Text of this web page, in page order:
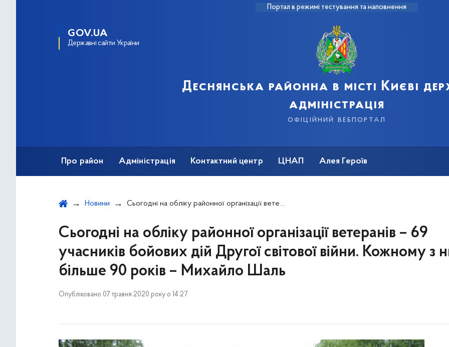
Портал в режимі тестування та наповнення
GOV.UA
Державні сайти України
Деснянська районна в місті Києві
адміністрація
офіційний вебпортал
Про район Адміністрація Контактний центр ЦНАП Алея Героїв
Новини Сьогодні на обліку районної організації ветеранів – 69 учасників бойових дій Другої світової війни. Кожному з них більше 90 років – Михайло Шаль
Сьогодні на обліку районної організації ветеранів – 69
учасників бойових дій Другої світової війни. Кожному з
більше 90 років – Михайло Шаль
Опубліковано 07 травня 2020 року о 14:27